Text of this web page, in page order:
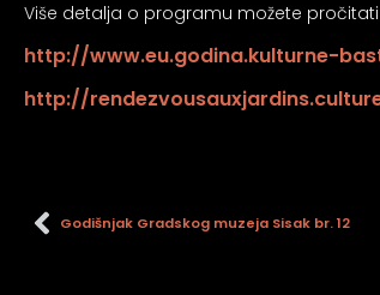
Više detalja o programu možete
http://www.eu.godina.kulturne-
http://
Godišnjak Gradskog muzeja Sisak br. 12
režim za epilepsiju